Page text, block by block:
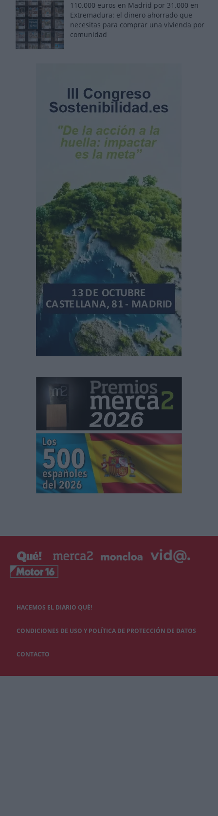
110.000 euros en Madrid por 31.000 en
Extremadura: el dinero ahorrado que
necesitas para comprar una vivienda por
comunidad
HACEMOS EL DIARIO QUÉ!
CONDICIONES DE USO Y POLÍTICA DE PROTECCIÓN DE DATOS
CONTACTO